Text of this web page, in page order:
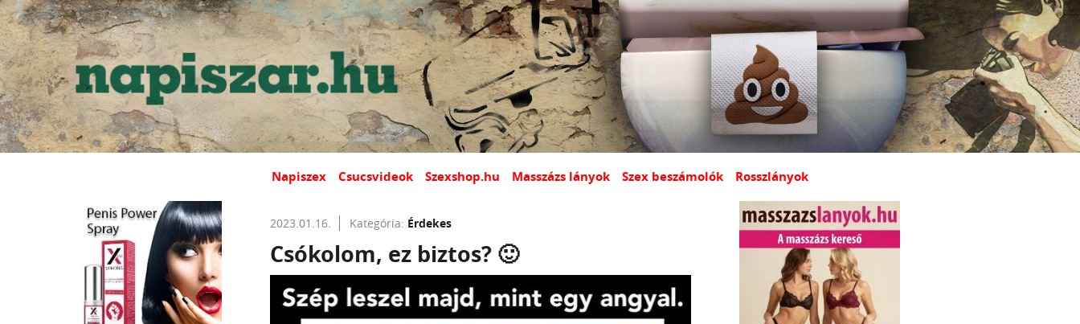
Napiszex Csucsvideok Szexshop.hu Masszázs lányok Szex beszámolók Rosszlányok
2023.01.16. Kategória: Érdekes
Csókolom, ez biztos? 🙂